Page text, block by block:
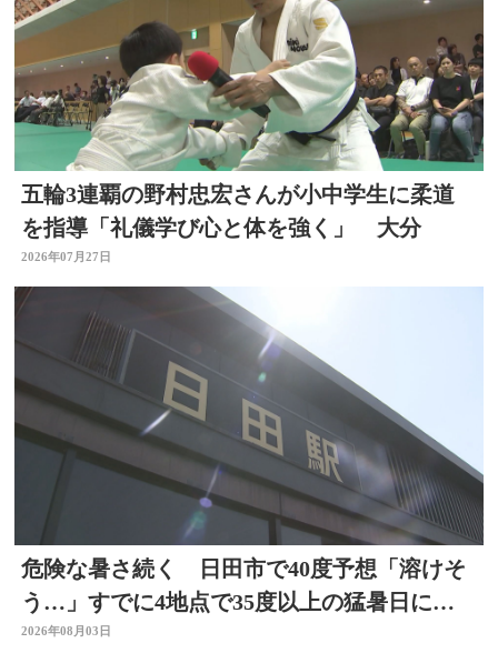
五輪3連覇の野村忠宏さんが小中学生に柔道
を指導「礼儀学び心と体を強く」 大分
2026年07月27日
危険な暑さ続く 日田市で40度予想「溶けそ
う…」すでに4地点で35度以上の猛暑日に
大分
2026年08月03日